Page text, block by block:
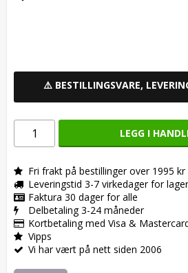
⚠️ BESTILLINGSVARE,
LEGG I
Fri frakt på bestillinger over 1995 kr
Leveringstid 3-7 virkedager for
Faktura 30 dager for alle
Delbetaling 3-24 måneder
Kortbetaling med Visa &
Vipps
Vi har vært på nett siden 2006